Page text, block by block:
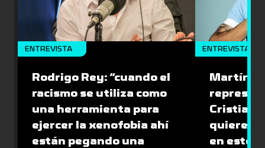
ENTREVISTA
Rodrigo Rey: “cuando el
racismo se utiliza como
una herramienta para
ejercer la xenofobia ahí
están pegando una
ENTREVISTA
Martín
Cristian
quiere
en este